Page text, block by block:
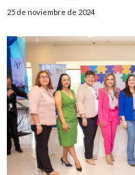
25 de noviembre de 2024